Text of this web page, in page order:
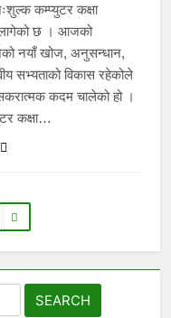
कम्प्युटर कक्षा
छ । आजको
नयाँ खोज, अनुसन्धान,
सभ्यताको विकास रहेकोले
कदम चालेको हो ।
कक्षा…